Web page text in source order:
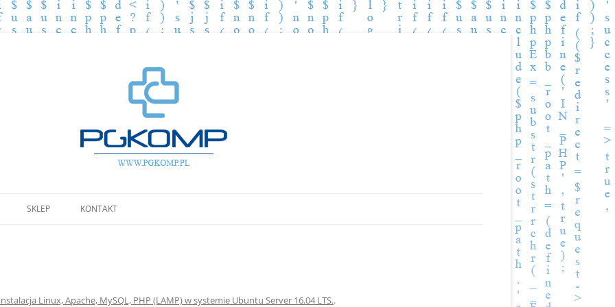
SKLEP KONTAKT
Linux, Apache, MySQL, PHP (LAMP) w systemie Ubuntu Server 16.04 LTS..